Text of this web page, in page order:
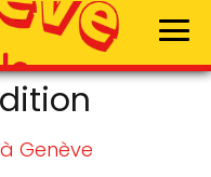
Genève